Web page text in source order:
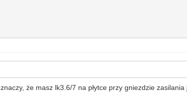
że masz lk3.6/7 na płytce przy gniezdzie